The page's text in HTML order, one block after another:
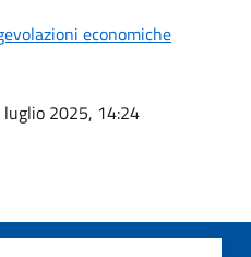
economiche
luglio 2025, 14:24